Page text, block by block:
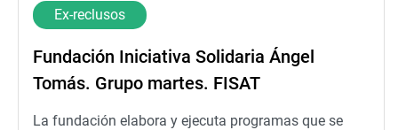
Ex-reclusos
Fundación Iniciativa Solidaria Ángel
Tomás. Grupo martes. FISAT
La fundación elabora y ejecuta programas que se